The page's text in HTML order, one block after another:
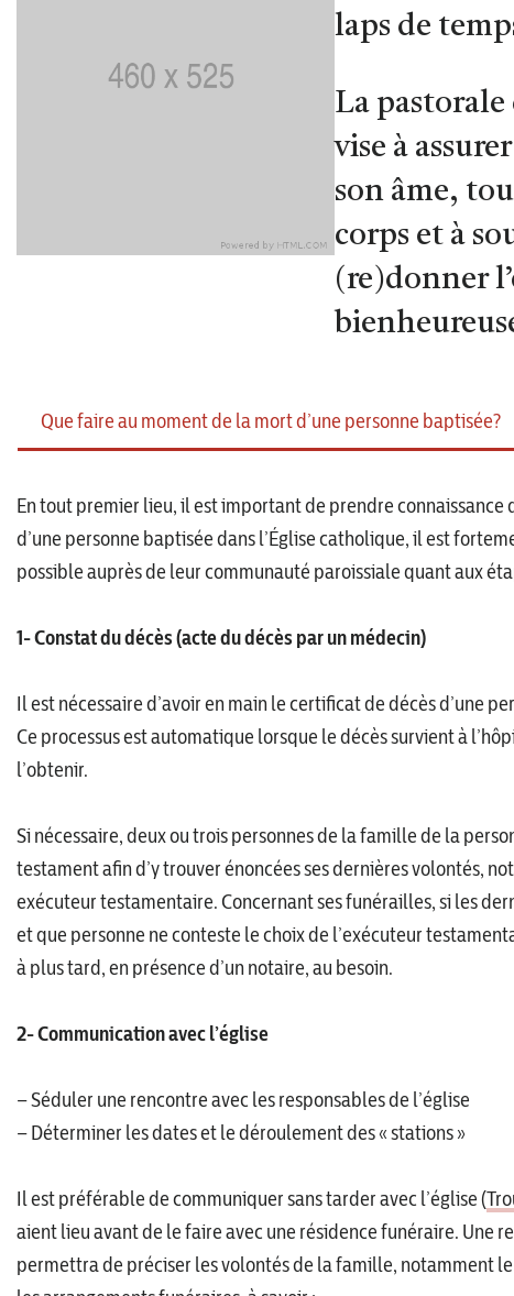
laps de
La
vise à
son âme,
corps et à
(re)donner
Que faire au moment de la mort d’une personne baptisée?
En tout premier lieu, il est important de prendre connaissance
d’une personne baptisée dans l’Église catholique, il est
possible auprès de leur communauté paroissiale quant aux
1- Constat du décès (acte du décès par un médecin)
Il est nécessaire d’avoir en main le certificat de décès d’une
Ce processus est automatique lorsque le décès survient à
l’obtenir.
Si nécessaire, deux ou trois personnes de la famille de la
testament afin d’y trouver énoncées ses dernières volontés,
exécuteur testamentaire. Concernant ses funérailles, si les
et que personne ne conteste le choix de l’exécuteur
à plus tard, en présence d’un notaire, au besoin.
2- Communication avec l’église
– Séduler une rencontre avec les responsables de l’église
– Déterminer les dates et le déroulement des « stations »
Il est préférable de communiquer sans tarder avec l’église (
aient lieu avant de le faire avec une résidence funéraire. Une
permettra de préciser les volontés de la famille, notamment